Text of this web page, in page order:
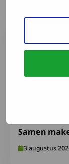
Samen
3 augustus
Lees meer